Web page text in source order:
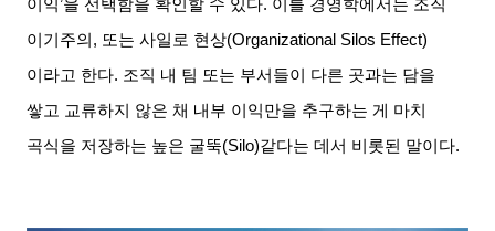
이익’을 선택함을 확인할 수 있다. 이를 경영학에서는 조직
이기주의, 또는 사일로 현상(Organizational Silos Effect)
이라고 한다. 조직 내 팀 또는 부서들이 다른 곳과는 담을
쌓고 교류하지 않은 채 내부 이익만을 추구하는 게 마치
곡식을 저장하는 높은 굴뚝(Silo)같다는 데서 비롯된 말이다.